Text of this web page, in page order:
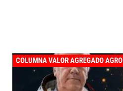
COLUMNA VALOR AGREGADO AGRO